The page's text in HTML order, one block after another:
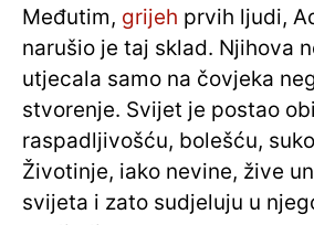
Međutim, grijeh prvih ljudi,
narušio je taj sklad. Njihova
utjecala samo na čovjeka
stvorenje. Svijet je postao
raspadljivošću, bolešću,
Životinje, iako nevine, žive
svijeta i zato sudjeluju u